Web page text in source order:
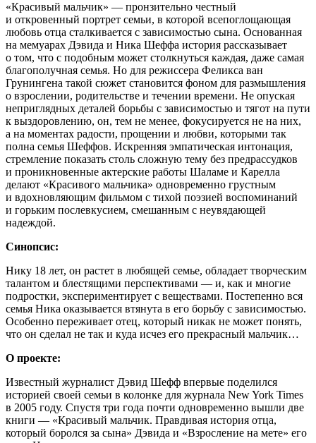
«Красивый мальчик» — пронзительно честный
и откровенный портрет семьи, в которой всепоглощающая
любовь отца сталкивается с зависимостью сына. Основанная
на мемуарах Дэвида и Ника Шеффа история рассказывает
о том, что с подобным может столкнуться каждая, даже самая
благополучная семья. Но для режиссера Феликса ван
Грунингена такой сюжет становится фоном для размышления
о взрослении, родительстве и течении времени. Не опуская
неприглядных деталей борьбы с зависимостью и тягот на пути
к выздоровлению, он, тем не менее, фокусируется не на них,
а на моментах радости, прощении и любви, которыми так
полна семья Шеффов. Искренняя эмпатическая интонация,
стремление показать столь сложную тему без предрассудков
и проникновенные актерские работы Шаламе и Карелла
делают «Красивого мальчика» одновременно грустным
и вдохновляющим фильмом с тихой поэзией воспоминаний
и горьким послевкусием, смешанным с неувядающей
надеждой.
Синопсис:
Нику 18 лет, он растет в любящей семье, обладает творческим
талантом и блестящими перспективами — и, как и многие
подростки, экспериментирует с веществами. Постепенно вся
семья Ника оказывается втянута в его борьбу с зависимостью.
Особенно переживает отец, который никак не может понять,
что он сделал не так и куда исчез его прекрасный мальчик…
О проекте:
Известный журналист Дэвид Шефф впервые поделился
историей своей семьи в колонке для журнала New York Times
в 2005 году. Спустя три года почти одновременно вышли две
книги — «Красивый мальчик. Правдивая история отца,
который боролся за сына» Дэвида и «Взросление на мете» его